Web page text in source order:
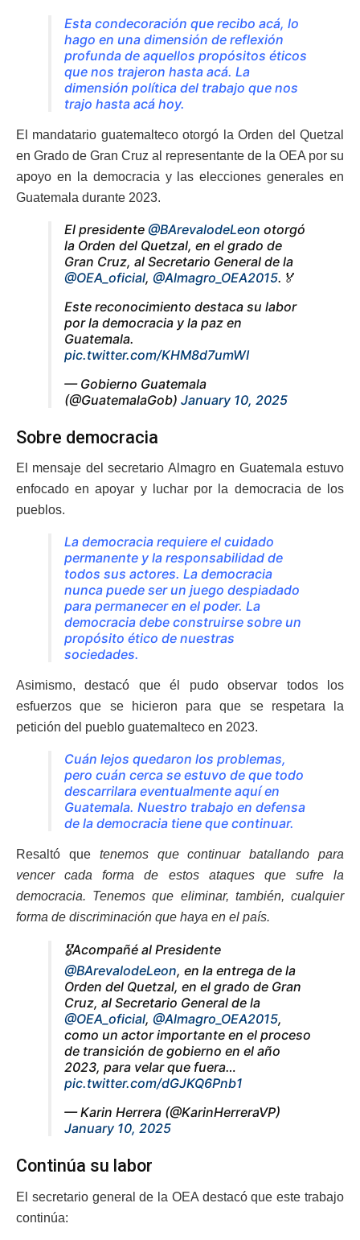
Esta condecoración que recibo acá, lo
hago en una dimensión de reflexión
profunda de aquellos propósitos éticos
que nos trajeron hasta acá. La
dimensión política del trabajo que nos
trajo hasta acá hoy.
El mandatario guatemalteco otorgó la Orden del Quetzal
en Grado de Gran Cruz al representante de la OEA por su
apoyo en la democracia y las elecciones generales en
Guatemala durante 2023.
El presidente @BArevalodeLeon otorgó
la Orden del Quetzal, en el grado de
Gran Cruz, al Secretario General de la
@OEA_oficial, @Almagro_OEA2015.🏅
Este reconocimiento destaca su labor
por la democracia y la paz en
Guatemala.
pic.twitter.com/KHM8d7umWI
— Gobierno Guatemala
(@GuatemalaGob) January 10, 2025
Sobre democracia
El mensaje del secretario Almagro en Guatemala estuvo
enfocado en apoyar y luchar por la democracia de los
pueblos.
La democracia requiere el cuidado
permanente y la responsabilidad de
todos sus actores. La democracia
nunca puede ser un juego despiadado
para permanecer en el poder. La
democracia debe construirse sobre un
propósito ético de nuestras
sociedades.
Asimismo, destacó que él pudo observar todos los
esfuerzos que se hicieron para que se respetara la
petición del pueblo guatemalteco en 2023.
Cuán lejos quedaron los problemas,
pero cuán cerca se estuvo de que todo
descarrilara eventualmente aquí en
Guatemala. Nuestro trabajo en defensa
de la democracia tiene que continuar.
Resaltó quetenemos que continuar batallando para
vencer cada forma de estos ataques que sufre la
democracia. Tenemos que eliminar, también, cualquier
forma de discriminación que haya en el país.
🎖️Acompañé al Presidente
@BArevalodeLeon, en la entrega de la
Orden del Quetzal, en el grado de Gran
Cruz, al Secretario General de la
@OEA_oficial, @Almagro_OEA2015,
como un actor importante en el proceso
de transición de gobierno en el año
2023, para velar que fuera…
pic.twitter.com/dGJKQ6Pnb1
— Karin Herrera (@KarinHerreraVP)
January 10, 2025
Continúa su labor
El secretario general de la OEA destacó que este trabajo
continúa: